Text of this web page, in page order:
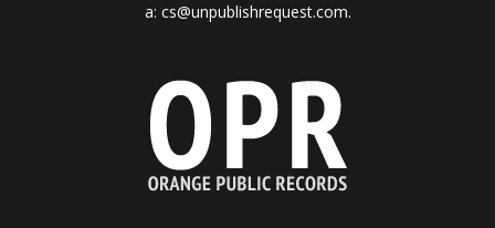
a: cs@unpublishrequest.com.